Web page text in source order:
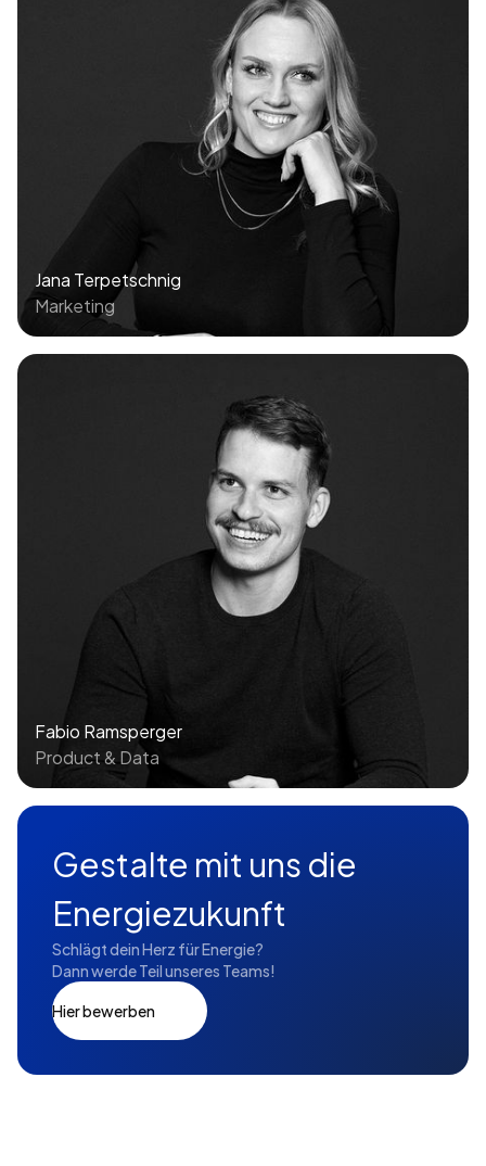
Jana Terpetschnig
Marketing
Fabio Ramsperger
Product & Data
Gestalte mit uns die
Energiezukunft
Schlägt dein Herz für Energie?
Dann werde Teil unseres Teams!
Hier bewerben